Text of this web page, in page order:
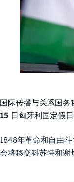
国际传播与关系国务
15 日匈牙利国定假
1848年革命和自由
会将移交科苏特和谢